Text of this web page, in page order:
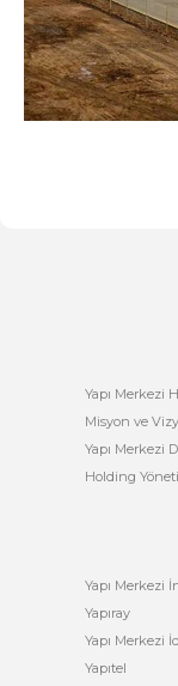
Yapı Merkezi
Misyon ve
Yapı Merkezi
Holding
Yapı Merkezi
Yapıray
Yapı Merkezi
Yapıtel